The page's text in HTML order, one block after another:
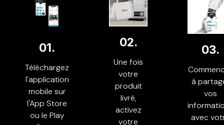
01.
Téléchargez
l'application
mobile sur
l'App Store
ou le Play
02.
Une fois
votre
produit
livré,
activez
votre
03.
à
vos
avec